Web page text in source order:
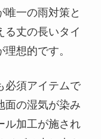
唯一の雨対策と
る丈の長いタイ
想的です。
必須アイテムで
面の湿気が染み
ル加工が施され